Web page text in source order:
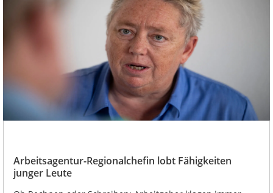
Arbeitsagentur-Regionalchefin lobt Fähigkeiten
junger Leute